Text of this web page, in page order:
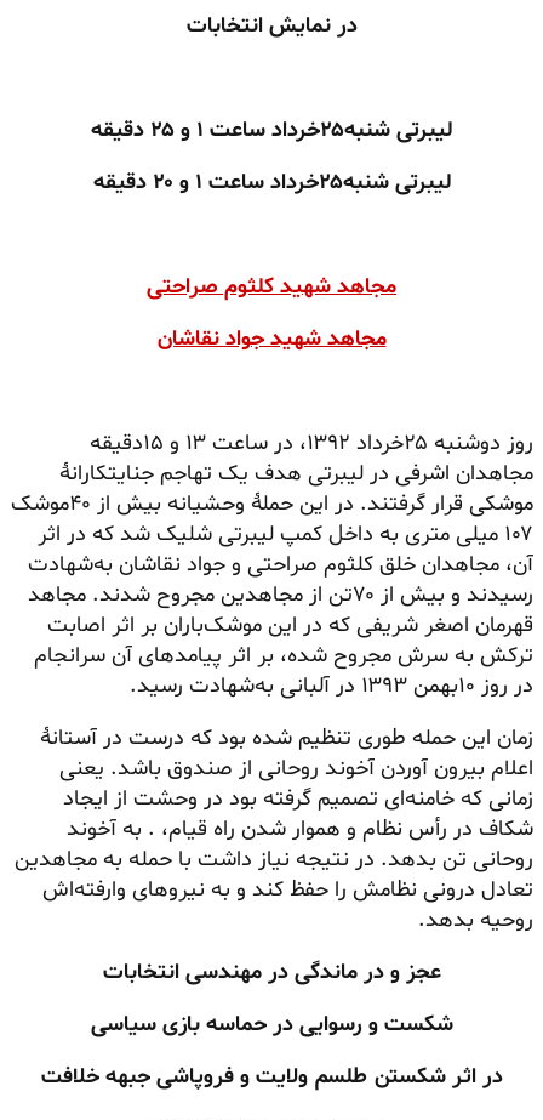
در نمایش انتخابات
لیبرتی شنبه۲۵خرداد ساعت ۱ و ۲۵ دقیقه
لیبرتی شنبه۲۵خرداد ساعت ۱ و ۲۰ دقیقه
مجاهد شهید کلثوم صراحتی
مجاهد شهید جواد نقاشان
روز دوشنبه ۲۵خرداد ۱۳۹۲، در ساعت ۱۳ و ۱۵دقیقه
مجاهدان اشرفی در لیبرتی هدف یک تهاجم جنایتکارانهٔ
موشکی قرار گرفتند. در این حملهٔ وحشیانه بیش از ۴۰موشک
۱۰۷ میلی متری به داخل کمپ لیبرتی شلیک شد که در اثر
آن، مجاهدان خلق کلثوم صراحتی و جواد نقاشان به‌شهادت
رسیدند و بیش از ۷۰تن از مجاهدین مجروح شدند. مجاهد
قهرمان اصغر شریفی که در این موشک‌باران بر اثر اصابت
ترکش به سرش مجروح شده، بر اثر پیامدهای آن سرانجام
در روز ۱۰بهمن ۱۳۹۳ در آلبانی به‌شهادت رسید.
زمان این حمله طوری تنظیم شده بود که درست در آستانهٔ
اعلام بیرون آوردن آخوند روحانی از صندوق باشد. یعنی
زمانی که خامنه‌ای تصمیم گرفته بود در وحشت از ایجاد
شکاف در رأس نظام و هموار شدن راه قیام، . به آخوند
روحانی تن بدهد. در نتیجه نیاز داشت با حمله به مجاهدین
تعادل درونی نظامش را حفظ کند و به نیروهای وارفته‌اش
روحیه بدهد.
عجز و در ماندگی در مهندسی انتخابات
شکست و رسوایی در حماسه بازی سیاسی
در اثر شکستن طلسم ولایت و فروپاشی جبهه خلافت